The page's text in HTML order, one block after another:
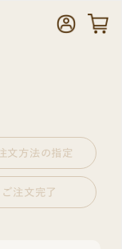
文方法の指定
ご注文完了